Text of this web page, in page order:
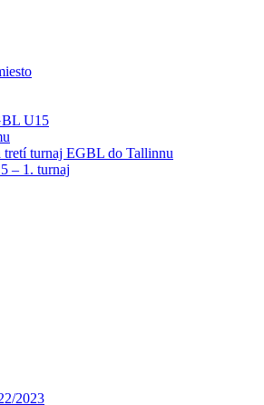
U15
turnaj EGBL do Tallinnu
– 1. turnaj
2023